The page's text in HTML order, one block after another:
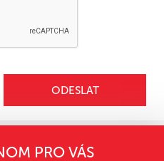
ODESLAT
PRO VÁS